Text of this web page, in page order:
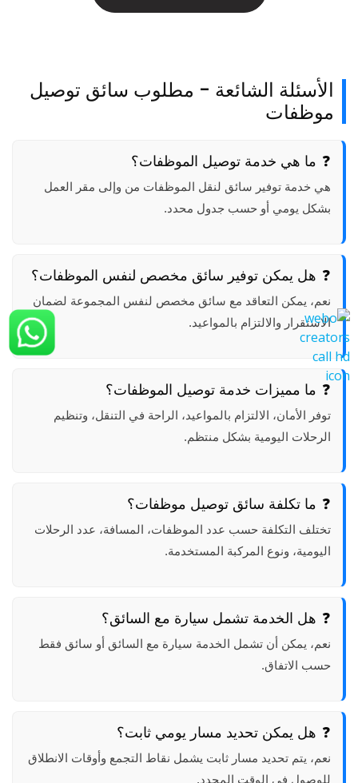
الأسئلة الشائعة - مطلوب سائق توصيل
موظفات
ما هي خدمة توصيل الموظفات؟
هي خدمة توفير سائق لنقل الموظفات من وإلى مقر العمل
بشكل يومي أو حسب جدول محدد.
هل يمكن توفير سائق مخصص لنفس الموظفات؟
نعم، يمكن التعاقد مع سائق مخصص لنفس المجموعة لضمان
الاستقرار والالتزام بالمواعيد.
ما مميزات خدمة توصيل الموظفات؟
توفر الأمان، الالتزام بالمواعيد، الراحة في التنقل، وتنظيم
الرحلات اليومية بشكل منتظم.
ما تكلفة سائق توصيل موظفات؟
تختلف التكلفة حسب عدد الموظفات، المسافة، عدد الرحلات
اليومية، ونوع المركبة المستخدمة.
هل الخدمة تشمل سيارة مع السائق؟
نعم، يمكن أن تشمل الخدمة سيارة مع السائق أو سائق فقط
حسب الاتفاق.
هل يمكن تحديد مسار يومي ثابت؟
نعم، يتم تحديد مسار ثابت يشمل نقاط التجمع وأوقات الانطلاق
للوصول في الوقت المحدد.